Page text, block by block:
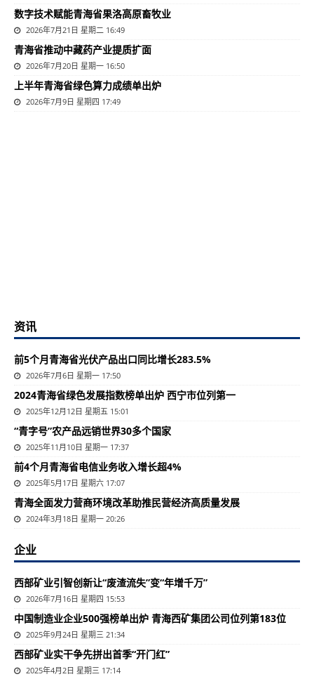
数字技术赋能青海省果洛高原畜牧业
2026年7月21日 星期二 16:49
青海省推动中藏药产业提质扩面
2026年7月20日 星期一 16:50
上半年青海省绿色算力成绩单出炉
2026年7月9日 星期四 17:49
资讯
前5个月青海省光伏产品出口同比增长283.5%
2026年7月6日 星期一 17:50
2024青海省绿色发展指数榜单出炉 西宁市位列第一
2025年12月12日 星期五 15:01
“青字号”农产品远销世界30多个国家
2025年11月10日 星期一 17:37
前4个月青海省电信业务收入增长超4%
2025年5月17日 星期六 17:07
​青海全面发力营商环境改革助推民营经济高质量发展
2024年3月18日 星期一 20:26
企业
西部矿业引智创新让“废渣流失”变“年增千万”
2026年7月16日 星期四 15:53
中国制造业企业500强榜单出炉 青海西矿集团公司位列第183位
2025年9月24日 星期三 21:34
西部矿业实干争先拼出首季“开门红”
2025年4月2日 星期三 17:14